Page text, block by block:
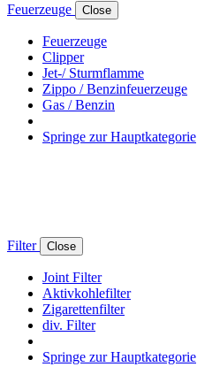
Feuerzeuge Close
Feuerzeuge
Clipper
Jet-/ Sturmflamme
Zippo / Benzinfeuerzeuge
Gas / Benzin
Springe zur Hauptkategorie
Filter Close
Joint Filter
Aktivkohlefilter
Zigarettenfilter
div. Filter
Springe zur Hauptkategorie